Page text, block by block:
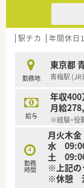
＼こんな
■入院患者
す。
■当直なし！
■委員会活
染対策防止
＼こんな
■17時迄の
■残業が
■夜勤なし
■病院経験
駅チカ 年間休日
勤務地
東京都
青梅駅 (JR
給与
年収400
月給
※経験・役
勤務
時間
月火木
水
土
※上記の
※休憩